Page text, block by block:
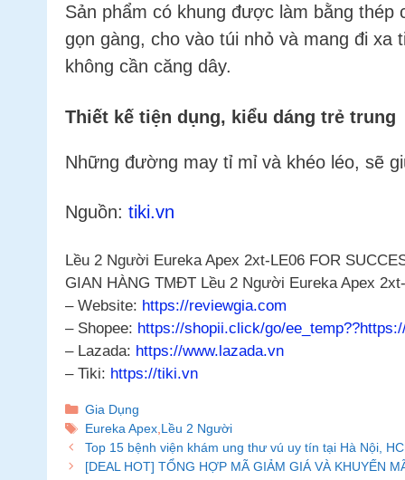
Sản phẩm có khung được làm bằng thép
gọn gàng, cho vào túi nhỏ và mang đi
không cần căng dây.
Thiết kế tiện dụng, kiểu dáng trẻ trung
Những đường may tỉ mỉ và khéo léo, sẽ
Nguồn: tiki.vn
Lều 2 Người Eureka Apex 2xt-LE06 FOR
GIAN HÀNG TMĐT Lều 2 Người Eureka Apex
– Website: https://reviewgia.com
– Shopee: https://shopii.click/go/
– Lazada: https://www.lazada.vn
– Tiki: https://tiki.vn
Danh
mục
Gia Dụng
Thẻ
Eureka Apex, Lều 2 Người
Top 15 bệnh viện khám ung thư vú uy tín tại Hà Nội,
[DEAL HOT] TỔNG HỢP MÃ GIẢM GIÁ VÀ KHUYẾN